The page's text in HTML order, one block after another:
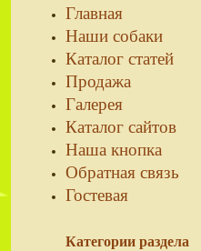
Главная
Наши собаки
Каталог статей
Продажа
Галерея
Каталог сайтов
Наша кнопка
Обратная связь
Гостевая
Категории раздела